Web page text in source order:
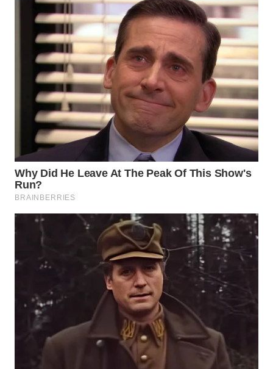
WN
KARAWANG
WN
BEKASI
WN
BOGOR
WN
DEPOK
WN
TAPANULI
UTARA
WN
WN
PADANG
LAWAS